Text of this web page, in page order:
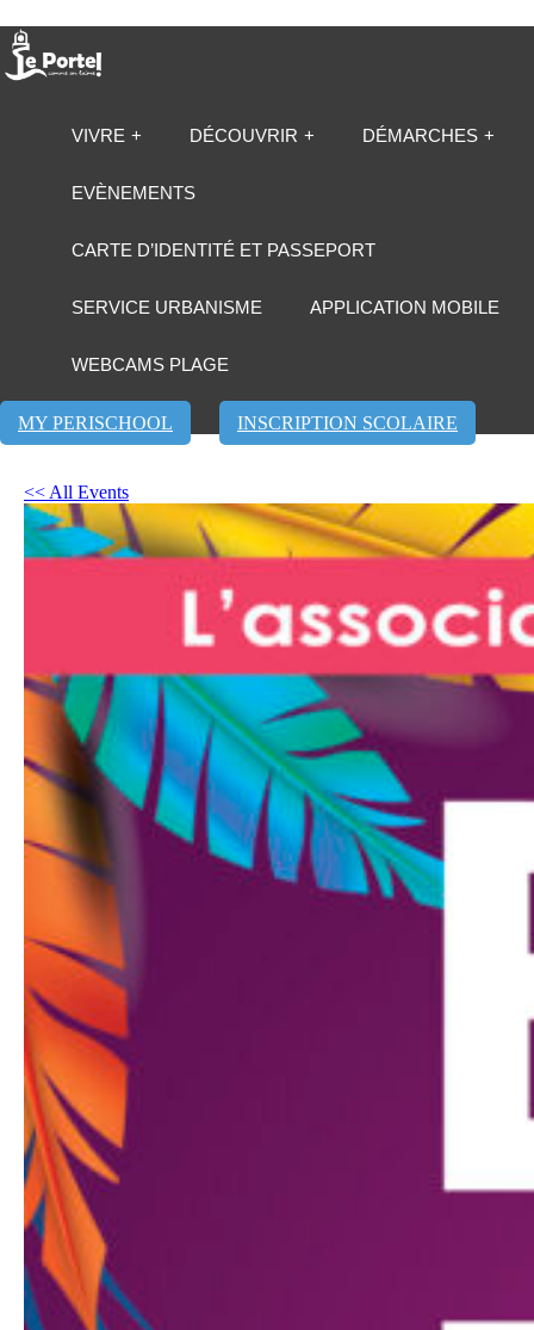
VIVRE DÉCOUVRIR DÉMARCHES
EVÈNEMENTS
CARTE D’IDENTITÉ ET PASSEPORT
SERVICE URBANISME APPLICATION MOBILE
WEBCAMS PLAGE
MY PERISCHOOL INSCRIPTION SCOLAIRE
<< All Events